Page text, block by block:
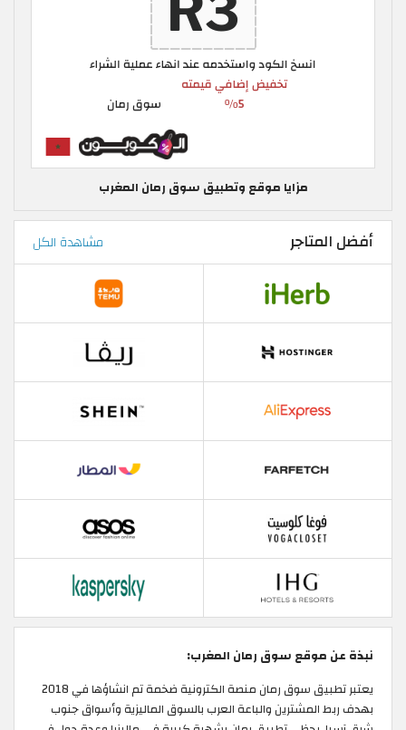
مزايا موقع وتطبيق سوق رمان المغرب
أفضل المتاجر مشاهدة الكل
نبذة عن موقع سوق رمان المغرب:
يعتبر تطبيق سوق رمان منصة الكترونية ضخمة تم انشاؤها في 2018
بهدف ربط المشترين والباعة العرب بالسوق الماليزية وأسواق جنوب